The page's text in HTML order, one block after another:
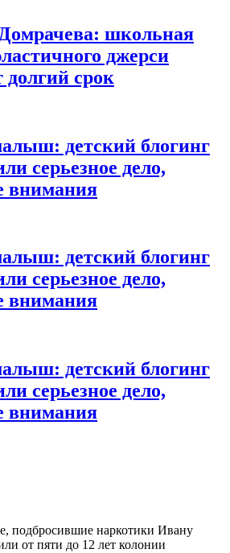
школьная
джерси
срок
детский блогинг
серьезное дело,
внимания
детский блогинг
серьезное дело,
внимания
детский блогинг
серьезное дело,
внимания
подбросившие наркотики Ивану
от пяти до 12 лет колонии